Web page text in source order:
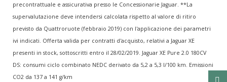
precontrattuale e assicurativa presso le Concessionarie Jaguar. **La
supervalutazione deve intendersi calcolata rispetto al valore di ritiro
previsto da Quattroruote (febbraio 2019) con l'applicazione dei parametri
ivi indicati. Offerta valida per contratti d'acquisto, relativi a Jaguar XE
presenti in stock, sottoscritti entro il 28/02/2019. Jaguar XE Pure 2.0 180CV
DS: consumi ciclo combinato NEDC derivato da 5,2 a 5,3 l/100 km. Emissioni
CO2 da 137 a 141 g/km